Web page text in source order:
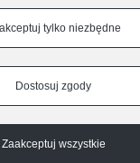
tylko niezbędne
Dostosuj zgody
Zaakceptuj wszystkie